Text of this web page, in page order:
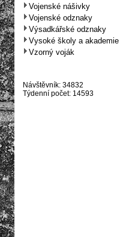
Vojenské nášivky
Vojenské odznaky
Výsadkářské odznaky
Vysoké školy a akademie
Vzorný voják
Návštěvník: 34832
Týdenní počet: 14593